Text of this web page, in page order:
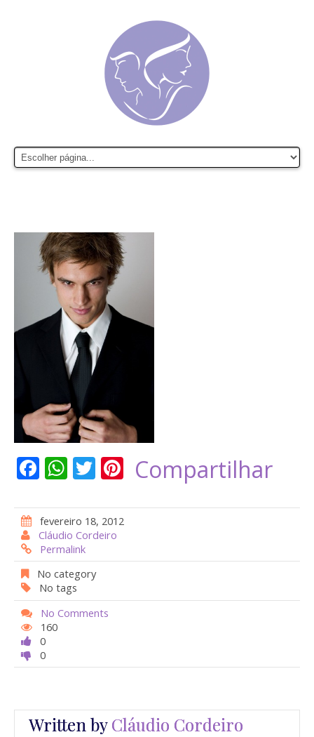
F
e
b
o
o
k
W
at
s
A
p
p
T
itt
er
Pi
er
e
st
Compartilhar
fevereiro 18, 2012
Cláudio Cordeiro
Permalink
No category
No tags
No Comments
160
0
0
Written byCláudio Cordeiro